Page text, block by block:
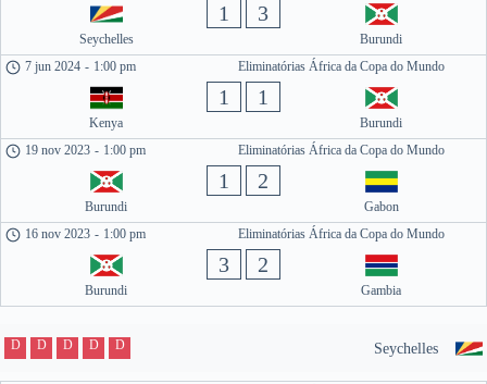
Seychelles
1 3
Burundi
Eliminatórias África da Copa do Mundo
7 jun 2024 - 1:00 pm
Kenya
1 1
Burundi
Eliminatórias África da Copa do Mundo
19 nov 2023 - 1:00 pm
Burundi
1 2
Gabon
Eliminatórias África da Copa do Mundo
16 nov 2023 - 1:00 pm
Burundi
3 2
Gambia
Seychelles
D D D D D